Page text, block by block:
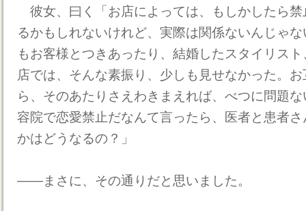
彼女、曰く「お店によっては、もしかしたら
るかもしれないけれど、実際は関係ないんじゃ
もお客様とつきあったり、結婚したスタイリス
店では、そんな素振り、少しも見せなかった。
ら、そのあたりさえわきまえれば、べつに問題
容院で恋愛禁止だなんて言ったら、医者と患者
かはどうなるの？」
――まさに、その通りだと思いました。